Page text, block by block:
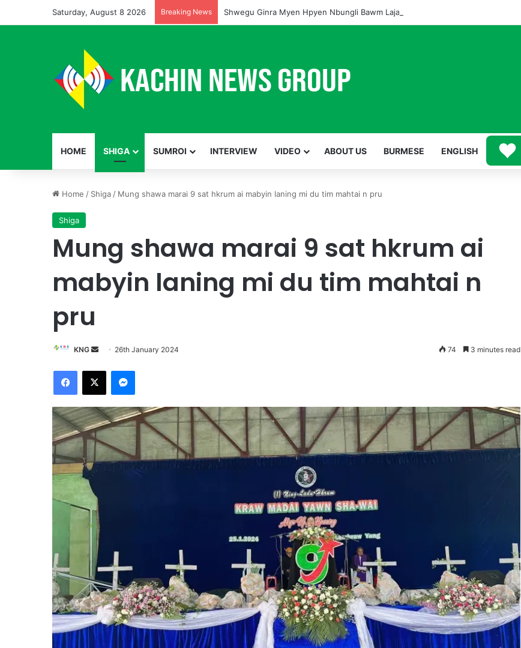
Saturday, August 8 2026 Breaking News Shwegu Ginra Myen Hpyen Nbungli Bawm Laja Lana Wa Jahkrat Bun Nga
HOME SHIGA SUMROI INTERVIEW VIDEO ABOUT US BURMESE ENGLISH
Home / Shiga / Mung shawa marai 9 sat hkrum ai mabyin laning mi du tim mahtai n pru
Shiga
Mung shawa marai 9 sat hkrum ai
mabyin laning mi du tim mahtai n
pru
KNG
d
a
n
a
26th January 2024 74 3 minutes read